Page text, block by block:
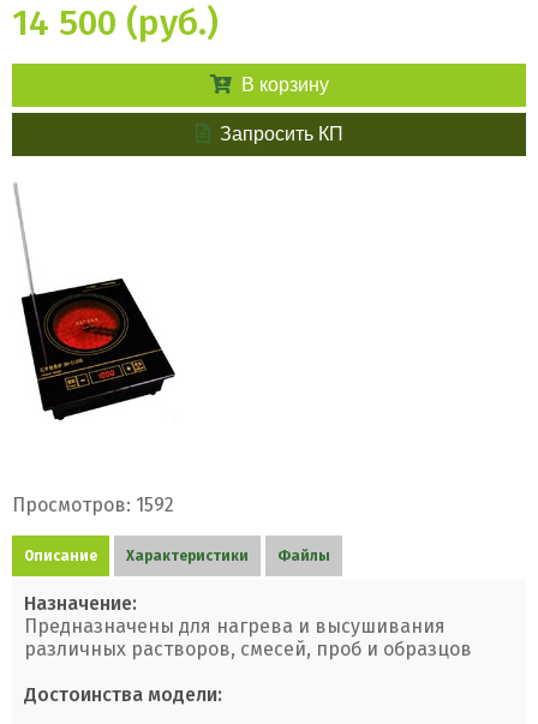
14 500 (руб.)
В корзину
Запросить КП
Просмотров: 1592
Описание Характеристики Файлы
Назначение:
Предназначены для нагрева и высушивания
различных растворов, смесей, проб и образцов
Достоинства модели: